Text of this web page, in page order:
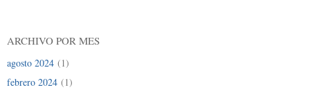
ARCHIVO POR MES
agosto 2024 (1)
febrero 2024 (1)